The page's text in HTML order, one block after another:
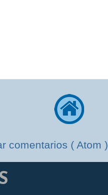
comentarios ( Atom )